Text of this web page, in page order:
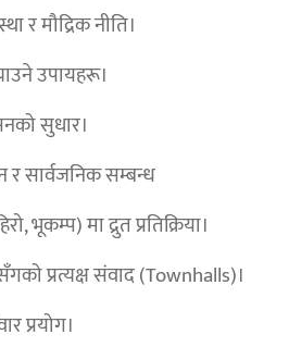
र मौद्रिक नीति।
उपायहरू।
सुधार।
सार्वजनिक सम्बन्ध
भूकम्प) मा द्रुत प्रतिक्रिया।
प्रत्यक्ष संवाद (Townhalls)।
प्रयोग।